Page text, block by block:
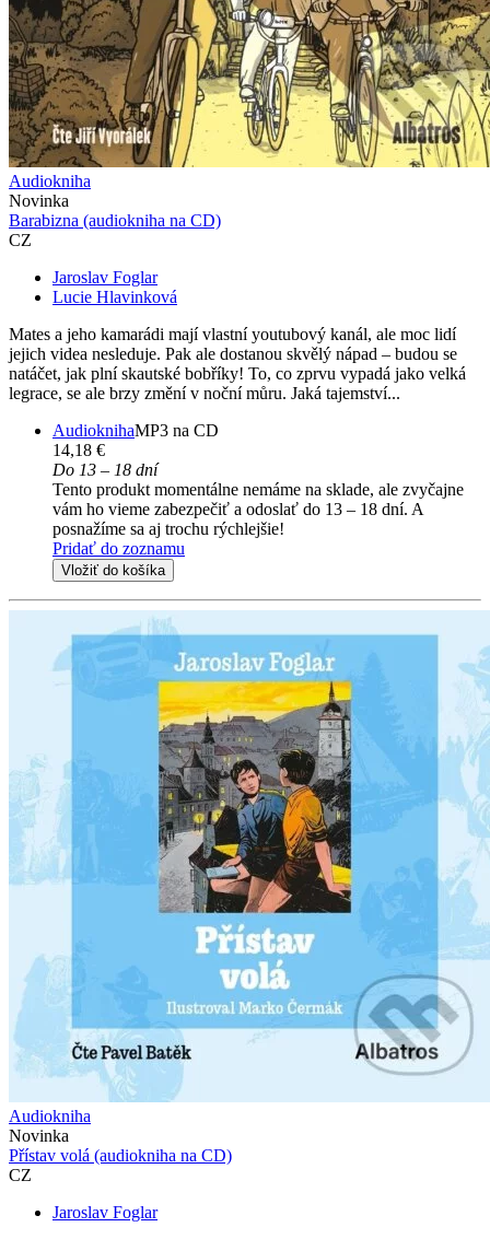
Audiokniha
Novinka
Barabizna (audiokniha na CD)
CZ
Jaroslav Foglar
Lucie Hlavinková
Mates a jeho kamarádi mají vlastní youtubový kanál, ale moc lidí
jejich videa nesleduje. Pak ale dostanou skvělý nápad – budou se
natáčet, jak plní skautské bobříky! To, co zprvu vypadá jako velká
legrace, se ale brzy změní v noční můru. Jaká tajemství...
AudioknihaMP3 na CD
14,18 €
Do 13 – 18 dní
Tento produkt momentálne nemáme na sklade, ale zvyčajne
vám ho vieme zabezpečiť a odoslať do 13 – 18 dní. A
posnažíme sa aj trochu rýchlejšie!
Pridať do zoznamu
Vložiť do košíka
Audiokniha
Novinka
Přístav volá (audiokniha na CD)
CZ
Jaroslav Foglar